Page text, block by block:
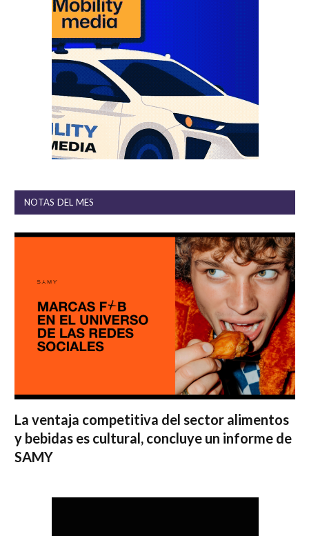
NOTAS DEL MES
La ventaja competitiva del sector alimentos
y bebidas es cultural, concluye un informe de
SAMY